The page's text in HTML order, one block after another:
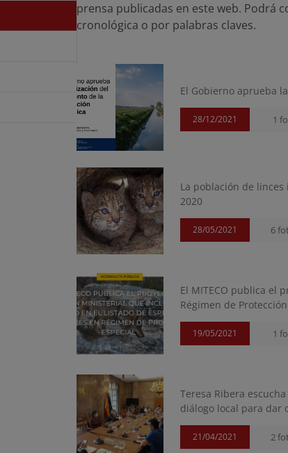
prensa publicadas en este web. Podrá
cronológica o por palabras claves.
El Gobierno aprueba
28/12/2021 1
La población de
2020
28/05/2021 6
El MITECO publica el
Régimen de
19/05/2021 1
Teresa Ribera
diálogo local para dar
21/04/2021 2